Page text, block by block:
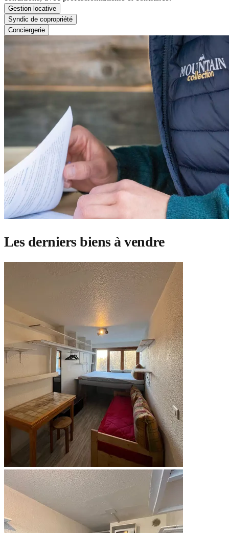
Gestion locative
Syndic de copropriété
Conciergerie
Les derniers biens à vendre